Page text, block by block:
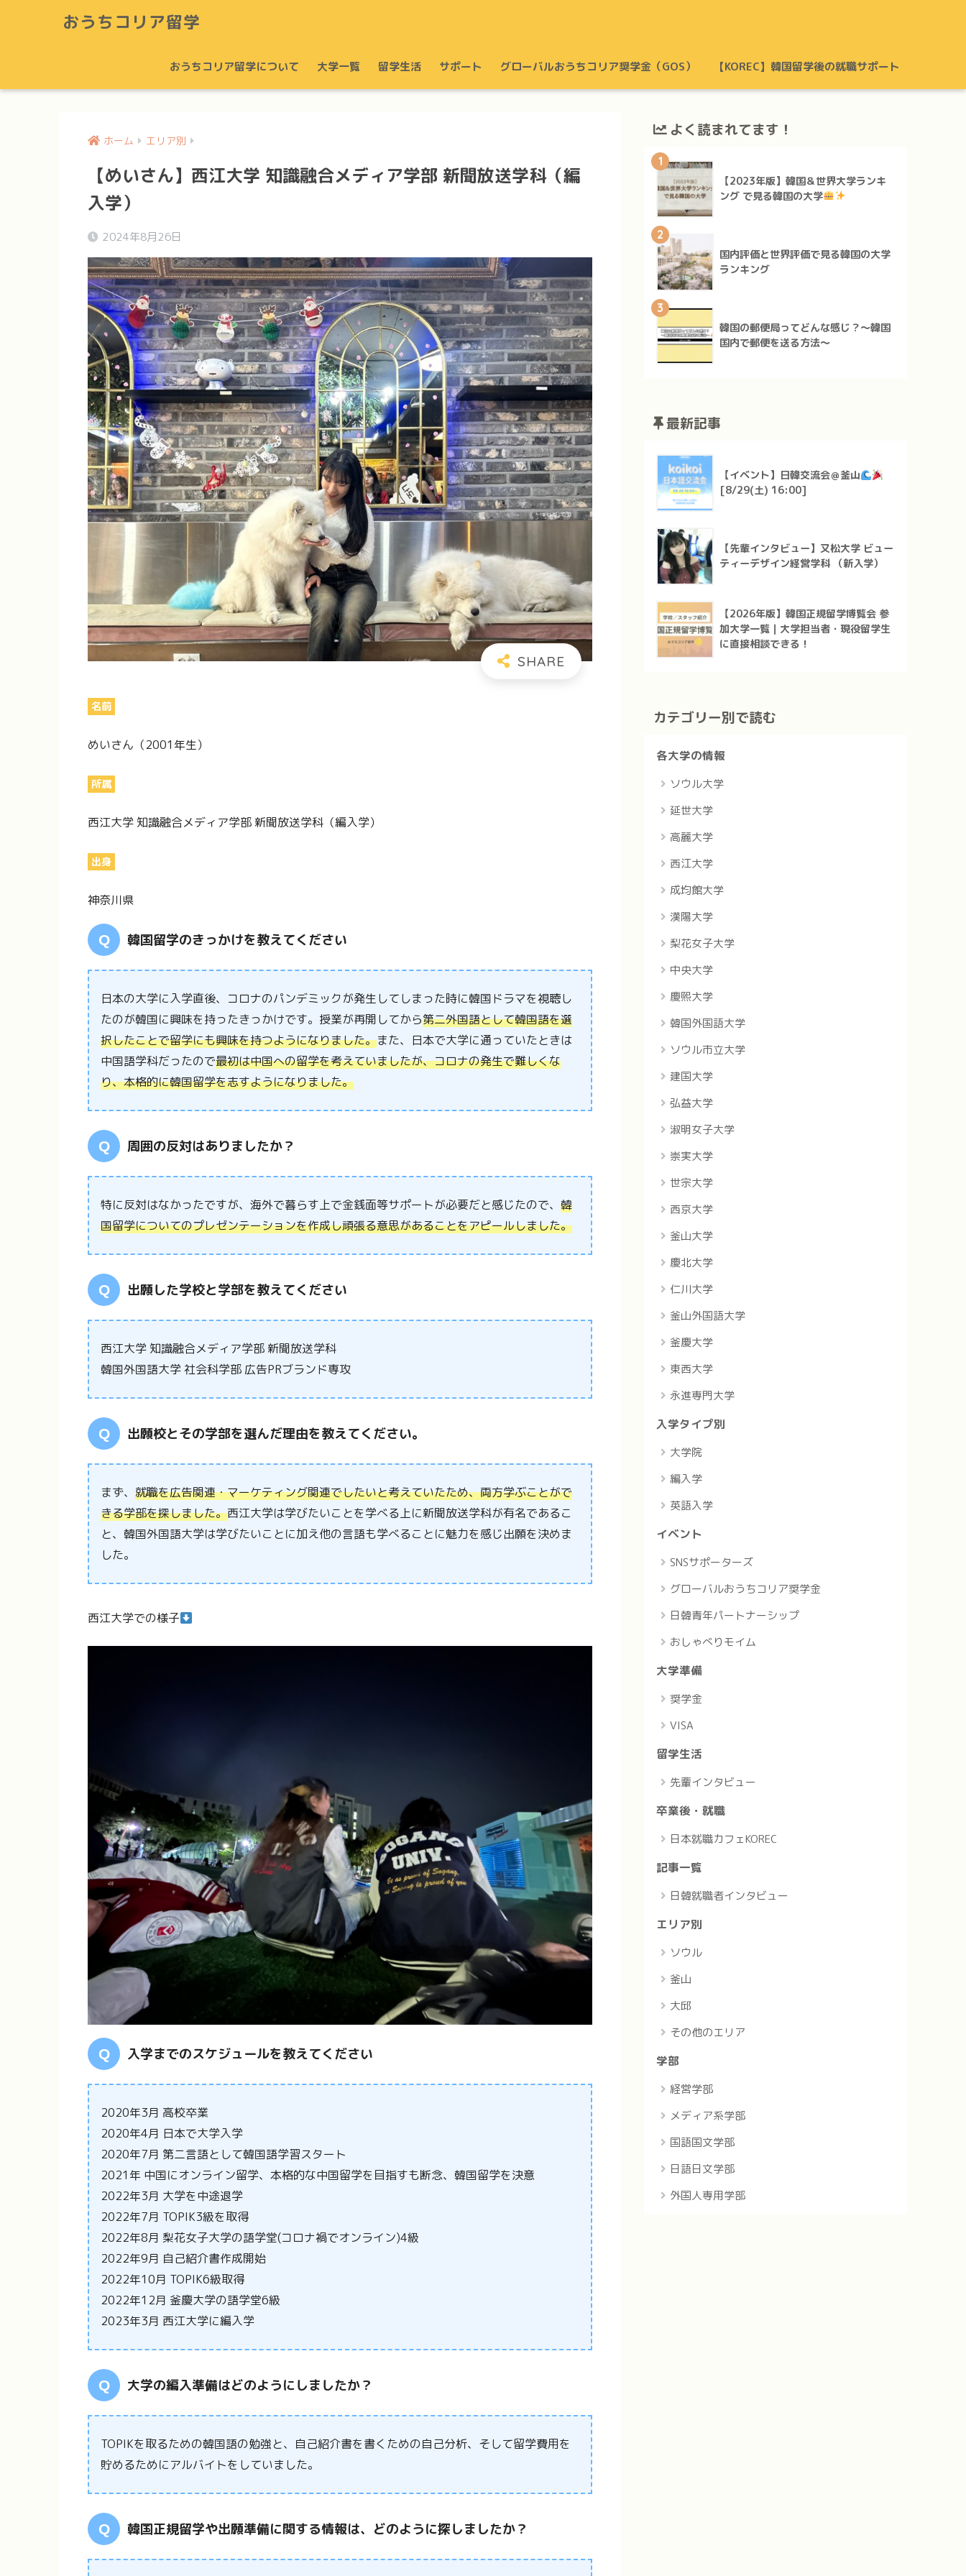
おうちコリア留学
おうちコリア留学について 大学一覧 留学生活 サポート グローバルおうちコリア奨学金（GOS） 【KOREC】韓国留学後の就職サポート
ホーム エリア別
【めいさん】西江大学 知識融合メディア学部 新聞放送学科（編
入学）
2024年8月26日
名前
めいさん（2001年生）
所属
西江大学 知識融合メディア学部 新聞放送学科（編入学）
出身
神奈川県
韓国留学のきっかけを教えてください
日本の大学に入学直後、コロナのパンデミックが発生してしまった時に韓国ドラマを視聴し
たのが韓国に興味を持ったきっかけです。授業が再開してから第二外国語として韓国語を選
択したことで留学にも興味を持つようになりました。また、日本で大学に通っていたときは
中国語学科だったので最初は中国への留学を考えていましたが、コロナの発生で難しくな
り、本格的に韓国留学を志すようになりました。
周囲の反対はありましたか？
特に反対はなかったですが、海外で暮らす上で金銭面等サポートが必要だと感じたので、 韓
国留学についてのプレゼンテーションを作成し頑張る意思があることをアピールしました。
出願した学校と学部を教えてください
西江大学 知識融合メディア学部 新聞放送学科
韓国外国語大学 社会科学部 広告PRブランド専攻
出願校とその学部を選んだ理由を教えてください。
まず、 就職を広告関連・マーケティング関連でしたいと考えていたため、両方学ぶことがで
きる学部を探しました。西江大学は学びたいことを学べる上に新聞放送学科が有名であるこ
と、韓国外国語大学は学びたいことに加え他の言語も学べることに魅力を感じ出願を決めま
した。
西江大学での様子
入学までのスケジュールを教えてください
2020年3月 高校卒業
2020年4月 日本で大学入学
2020年7月 第二言語として韓国語学習スタート
2021年 中国にオンライン留学、本格的な中国留学を目指すも断念、韓国留学を決意
2022年3月 大学を中途退学
2022年7月 TOPIK3級を取得
2022年8月 梨花女子大学の語学堂(コロナ禍でオンライン)4級
2022年9月 自己紹介書作成開始
2022年10月 TOPIK6級取得
2022年12月 釜慶大学の語学堂6級
2023年3月 西江大学に編入学
大学の編入準備はどのようにしましたか？
TOPIKを取るための韓国語の勉強と、自己紹介書を書くための自己分析、そして留学費用を
貯めるためにアルバイトをしていました。
韓国正規留学や出願準備に関する情報は、どのように探しましたか？
よく読まれてます！
1
【2023年版】韓国＆世界大学ランキ
ング で見る韓国の大学
2
国内評価と世界評価で見る韓国の大学
ランキング
3
韓国の郵便局ってどんな感じ？～韓国
国内で郵便を送る方法～
最新記事
【イベント】日韓交流会＠釜山
[8/29(土) 16:00]
【先輩インタビュー】又松大学 ビュー
ティーデザイン経営学科 （新入学）
【2026年版】韓国正規留学博覧会 参
加大学一覧｜大学担当者・現役留学生
に直接相談できる！
カテゴリー別で読む
各大学の情報
ソウル大学
延世大学
高麗大学
西江大学
成均館大学
漢陽大学
梨花女子大学
中央大学
慶煕大学
韓国外国語大学
ソウル市立大学
建国大学
弘益大学
淑明女子大学
崇実大学
世宗大学
西京大学
釜山大学
慶北大学
仁川大学
釜山外国語大学
釜慶大学
東西大学
永進専門大学
入学タイプ別
大学院
編入学
英語入学
イベント
SNSサポーターズ
グローバルおうちコリア奨学金
日韓青年パートナーシップ
おしゃべりモイム
大学準備
奨学金
VISA
留学生活
先輩インタビュー
卒業後・就職
日本就職カフェKOREC
記事一覧
日韓就職者インタビュー
エリア別
ソウル
釜山
大邱
その他のエリア
学部
経営学部
メディア系学部
国語国文学部
日語日文学部
外国人専用学部